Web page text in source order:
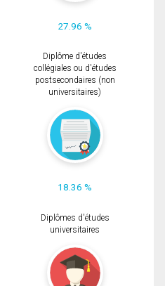
27.96 %
Diplôme d'études
collégiales ou d'études
postsecondaires (non
universitaires)
18.36 %
Diplômes d'études
universitaires